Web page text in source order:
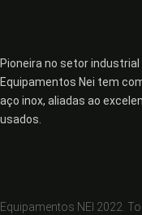
Pioneira no setor
Equipamentos Nei tem
aço inox, aliadas ao
usados.
Equipamentos NEI 2022.